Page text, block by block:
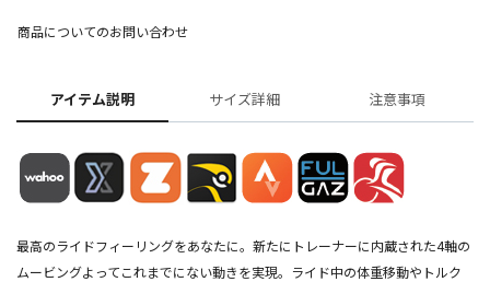
商品についてのお問い合わせ
アイテム説明 サイズ詳細 注意事項
最高のライドフィーリングをあなたに。新たにトレーナーに内蔵された4軸の
ムービングよってこれまでにない動きを実現。ライド中の体重移動やトルク